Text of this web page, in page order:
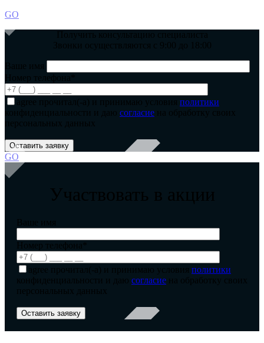
GO
Получить консультацию специалиста
Звонки осуществляются с 9:00 до 18:00
Ваше имя
Номер телефона*
agree прочитал(-а) и принимаю условия политики
конфиденциальности и даю согласие на обработку своих
персональных данных
GO
Участвовать в акции
Ваше имя
Номер телефона*
agree прочитал(-а) и принимаю условия политики
конфиденциальности и даю согласие на обработку своих
персональных данных